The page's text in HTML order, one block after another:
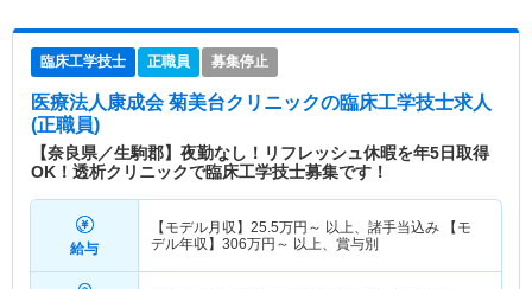
臨床工学技士 正職員 募集停止
医療法人康成会 菊美台クリニックの臨床工学技士求人
(正職員)
【奈良県／生駒郡】夜勤なし！リフレッシュ休暇を年5日取得
OK！透析クリニックで臨床工学技士募集です！
給与
【モデル月収】 25.5万円～ 以上、諸手当込み 【モ
デル年収】 306万円～ 以上、賞与別